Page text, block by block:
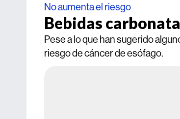
No aumenta el riesgo
Bebidas
Pese a lo que han sugerido
riesgo de cáncer de esófago.